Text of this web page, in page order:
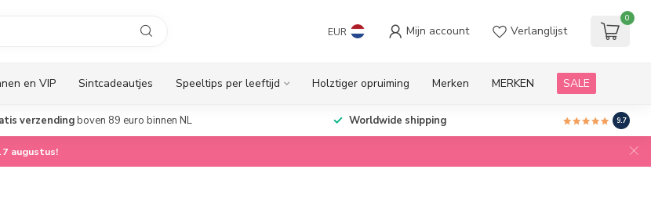
EUR Mijn account Verlanglijst
0
en VIP Sintcadeautjes Speeltips per leeftijd Holztiger opruiming Merken MERKEN SALE
verzendingboven 89 euro binnen NL Worldwide shipping 9.7
augustus!